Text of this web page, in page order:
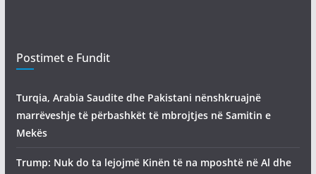
Postimet e Fundit
Turqia, Arabia Saudite dhe Pakistani nënshkruajnë
marrëveshje të përbashkët të mbrojtjes në Samitin e
Mekës
Trump: Nuk do ta lejojmë Kinën të na mposhtë në Al dhe